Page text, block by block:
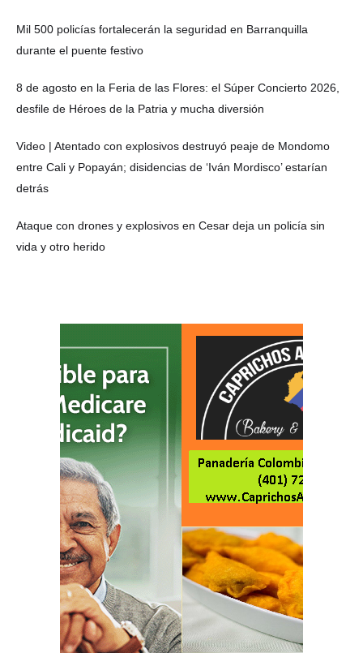
Mil 500 policías fortalecerán la seguridad en Barranquilla
durante el puente festivo
8 de agosto en la Feria de las Flores: el Súper Concierto 2026,
desfile de Héroes de la Patria y mucha diversión
Video | Atentado con explosivos destruyó peaje de Mondomo
entre Cali y Popayán; disidencias de ‘Iván Mordisco’ estarían
detrás
Ataque con drones y explosivos en Cesar deja un policía sin
vida y otro herido